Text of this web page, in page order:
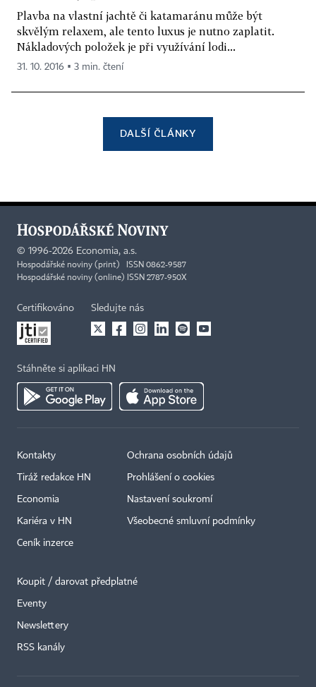
Plavba na vlastní jachtě či katamaránu může být
skvělým relaxem, ale tento luxus je nutno zaplatit.
Nákladových položek je při využívání lodi...
31. 10. 2016 ▪ 3 min. čtení
DALŠÍ ČLÁNKY
© 1996-2026 Economia, a.s.
Hospodářské noviny (print) ISSN 0862-9587
Hospodářské noviny (online) ISSN 2787-950X
Certifikováno Sledujte nás
Stáhněte si aplikaci HN
Kontakty
Tiráž redakce HN
Economia
Kariéra v HN
Ceník inzerce
Ochrana osobních údajů
Prohlášení o cookies
Nastavení soukromí
Všeobecné smluvní podmínky
Koupit / darovat předplatné
Eventy
Newslettery
RSS kanály